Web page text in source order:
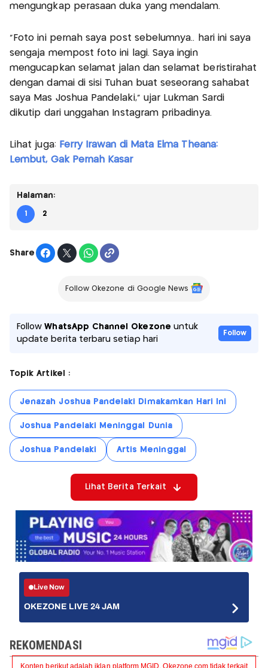
mengungkap perasaan duka yang mendalam.
"Foto ini pernah saya post sebelumnya.. hari ini saya
sengaja mempost foto ini lagi. Saya ingin
mengucapkan selamat jalan dan selamat beristirahat
dengan damai di sisi Tuhan buat seseorang sahabat
saya Mas Joshua Pandelaki," ujar Lukman Sardi
dikutip dari unggahan Instagram pribadinya.
Lihat juga: Ferry Irawan di Mata Elma Theana:
Lembut, Gak Pernah Kasar
Halaman:
1 2
Share
Follow Okezone di Google News
FollowWhatsApp Channel Okezone untuk
update berita terbaru setiap hari
Follow
Topik Artikel :
Jenazah Joshua Pandelaki Dimakamkan Hari Ini
Joshua Pandelaki Meninggal Dunia
Joshua Pandelaki Artis Meninggal
Lihat Berita Terkait
Live Now
OKEZONE LIVE 24 JAM